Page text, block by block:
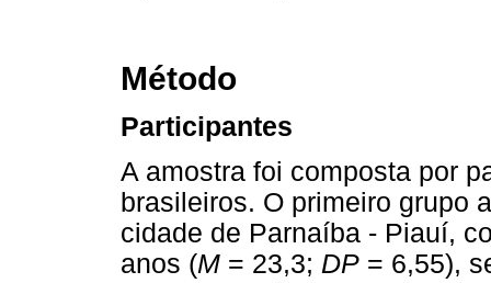
Método
Participantes
A amostra foi composta por
brasileiros. O primeiro grupo
cidade de Parnaíba - Piauí,
anos (M = 23,3; DP = 6,55),